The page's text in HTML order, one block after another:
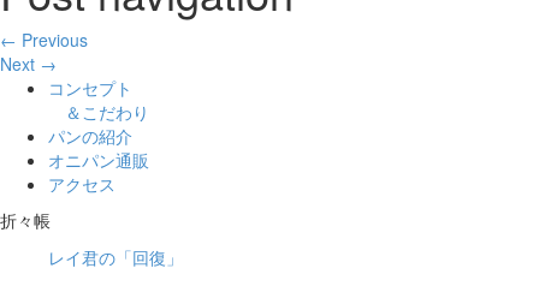
← Previous
Next →
コンセプト
＆こだわり
パンの紹介
オニパン通販
アクセス
折々帳
レイ君の「回復」